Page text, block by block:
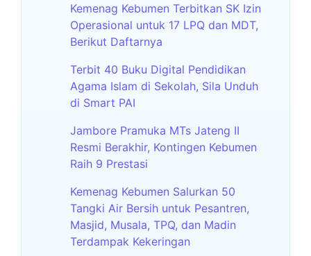
Kemenag Kebumen Terbitkan SK Izin
Operasional untuk 17 LPQ dan MDT,
Berikut Daftarnya
Terbit 40 Buku Digital Pendidikan
Agama Islam di Sekolah, Sila Unduh
di Smart PAI
Jambore Pramuka MTs Jateng II
Resmi Berakhir, Kontingen Kebumen
Raih 9 Prestasi
Kemenag Kebumen Salurkan 50
Tangki Air Bersih untuk Pesantren,
Masjid, Musala, TPQ, dan Madin
Terdampak Kekeringan